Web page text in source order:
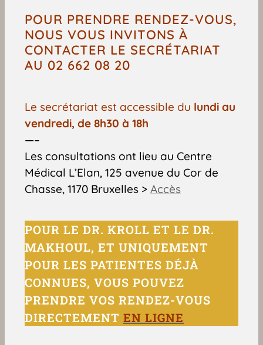
POUR PRENDRE RENDEZ-VOUS,
NOUS VOUS INVITONS À
CONTACTER LE SECRÉTARIAT
AU 02 662 08 20
Le secrétariat est accessible du lundi au
vendredi, de 8h30 à 18h
—–
Les consultations ont lieu au Centre
Médical L’Elan, 125 avenue du Cor de
Chasse, 1170 Bruxelles > Accès
POUR LE DR. KROLL ET LE DR.
MAKHOUL, ET UNIQUEMENT
POUR LES PATIENTES DÉJÀ
CONNUES, VOUS POUVEZ
PRENDRE VOS RENDEZ-VOUS
DIRECTEMENT EN LIGNE